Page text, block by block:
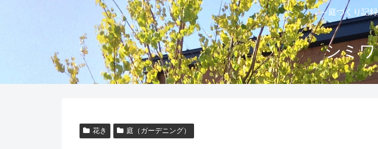
～庭づくり記
シミ
花き 庭（ガーデニング）